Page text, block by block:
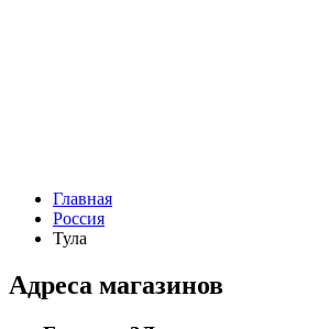
Главная
Россия
Тула
Адреса магазинов